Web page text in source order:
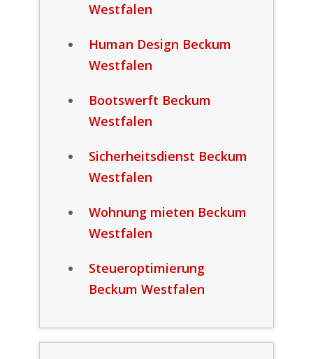
Westfalen
Human Design Beckum
Westfalen
Bootswerft Beckum
Westfalen
Sicherheitsdienst Beckum
Westfalen
Wohnung mieten Beckum
Westfalen
Steueroptimierung
Beckum Westfalen